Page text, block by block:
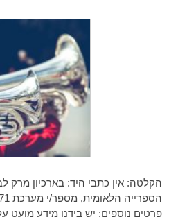
הקלטה: אין כתבי היד: בארכיון מרק
פרטים נוספים: יש בידנו מידע מועט